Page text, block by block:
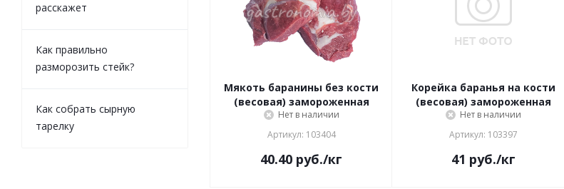
Мякоть баранины без кости
(весовая) замороженная
Нет в наличии
Артикул: 103404
40.40 руб./кг
Корейка баранья на кости
(весовая) замороженная
Нет в наличии
Артикул: 103397
41 руб./кг
расскажет
Как правильно
разморозить стейк?
Как собрать сырную
тарелку